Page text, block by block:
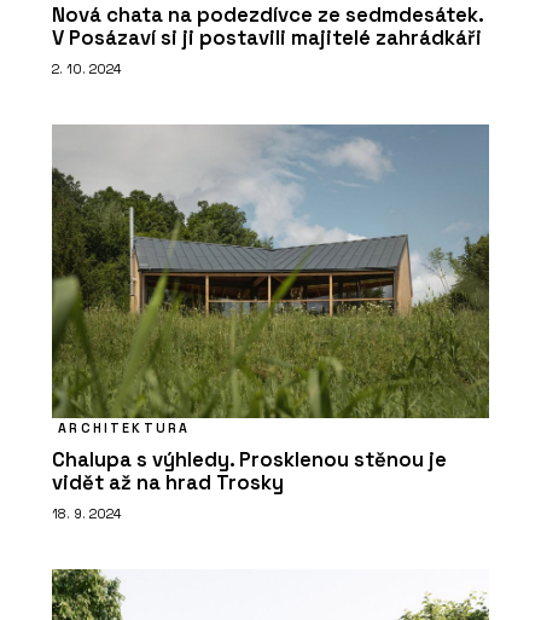
Nová chata na podezdívce ze sedmdesátek.
V Posázaví si ji postavili majitelé zahrádkáři
2. 10. 2024
ARCHITEKTURA
Chalupa s výhledy. Prosklenou stěnou je
vidět až na hrad Trosky
18. 9. 2024